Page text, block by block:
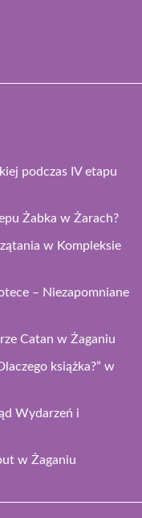
podczas IV etapu
Żabka w Żarach?
w Kompleksie
– Niezapomniane
Catan w Żaganiu
książka?” w
Wydarzeń i
w Żaganiu